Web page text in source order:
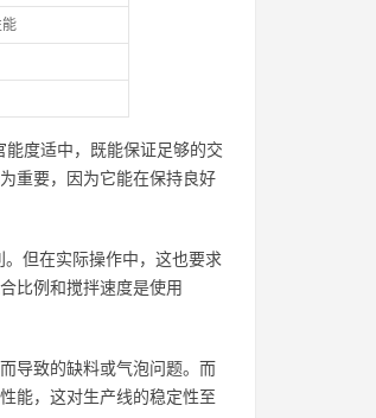
度适中，既能保证足够的交
重要，因为它能在保持良好
但在实际操作中，这也要求
比例和搅拌速度是使用
导致的缺料或气泡问题。而
能，这对生产线的稳定性至